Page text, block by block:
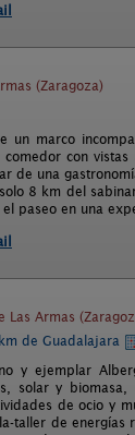
(Zaragoza)
marco
con
de una
8 km del
paseo en una
Las Armas
de Guadalajara
y ejemplar
solar y
de ocio y
taller de